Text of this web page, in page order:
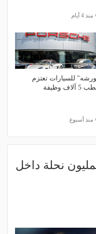
منذ 4 أيام
للسيارات تعتزم
وظيفة
منذ أسبوع
نحلة داخل